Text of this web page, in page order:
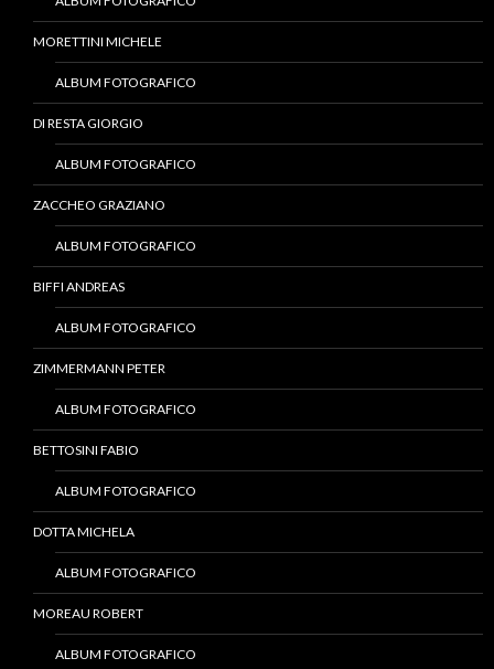
MORETTINI MICHELE
ALBUM FOTOGRAFICO
DI RESTA GIORGIO
ALBUM FOTOGRAFICO
ZACCHEO GRAZIANO
ALBUM FOTOGRAFICO
BIFFI ANDREAS
ALBUM FOTOGRAFICO
ZIMMERMANN PETER
ALBUM FOTOGRAFICO
BETTOSINI FABIO
ALBUM FOTOGRAFICO
DOTTA MICHELA
ALBUM FOTOGRAFICO
MOREAU ROBERT
ALBUM FOTOGRAFICO